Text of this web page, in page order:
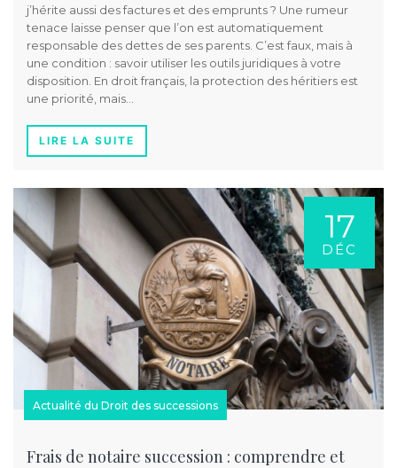
j’hérite aussi des factures et des emprunts ? Une rumeur
tenace laisse penser que l’on est automatiquement
responsable des dettes de ses parents. C’est faux, mais à
une condition : savoir utiliser les outils juridiques à votre
disposition. En droit français, la protection des héritiers est
une priorité, mais…
LIRE LA SUITE
17
DÉC
Actualité du Droit des successions
Frais de notaire succession : comprendre et